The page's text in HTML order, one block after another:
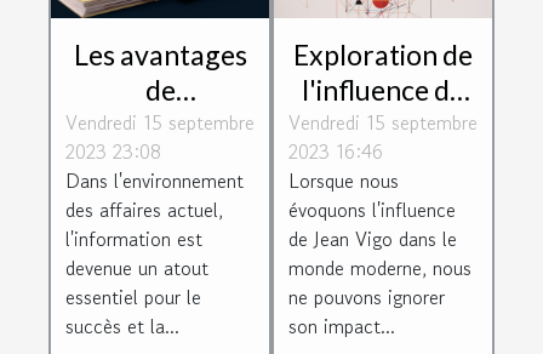
Les avantages
de
l'Inforegistre
pour les
entreprises
Vendredi 15 septembre
2023 23:08
Dans l'environnement
des affaires actuel,
l'information est
devenue un atout
essentiel pour le
succès et la...
Exploration de
l'influence de
Jean Vigo dans
les
technologies
modernes, les
jeux et les
loisirs sur le
web
Vendredi 15 septembre
2023 16:46
Lorsque nous
évoquons l'influence
de Jean Vigo dans le
monde moderne, nous
ne pouvons ignorer
son impact...